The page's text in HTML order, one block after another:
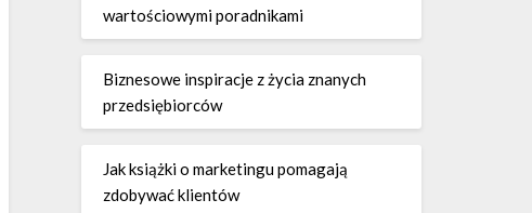
wartościowymi poradnikami
Biznesowe inspiracje z życia znanych
przedsiębiorców
Jak książki o marketingu pomagają
zdobywać klientów